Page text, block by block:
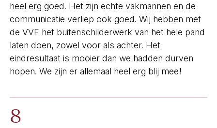
heel erg goed. Het zijn echte vakmannen en de
communicatie verliep ook goed. Wij hebben met
de VVE het buitenschilderwerk van het hele pand
laten doen, zowel voor als achter. Het
eindresultaat is mooier dan we hadden durven
hopen. We zijn er allemaal heel erg blij mee!
8